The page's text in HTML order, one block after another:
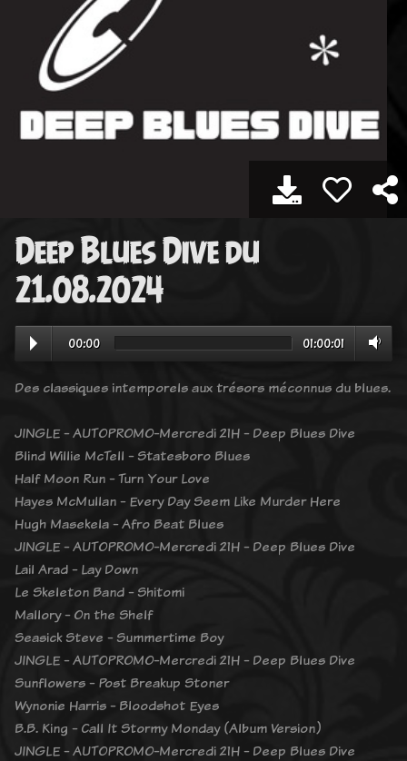
Deep Blues Dive du
21.08.2024
00:00 01:00:01
Des classiques intemporels aux trésors méconnus du blues.
JINGLE - AUTOPROMO-Mercredi 21H - Deep Blues Dive
Blind Willie McTell - Statesboro Blues
Half Moon Run - Turn Your Love
Hayes McMullan - Every Day Seem Like Murder Here
Hugh Masekela - Afro Beat Blues
JINGLE - AUTOPROMO-Mercredi 21H - Deep Blues Dive
Lail Arad - Lay Down
Le Skeleton Band - Shitomi
Mallory - On the Shelf
Seasick Steve - Summertime Boy
JINGLE - AUTOPROMO-Mercredi 21H - Deep Blues Dive
Sunflowers - Post Breakup Stoner
Wynonie Harris - Bloodshot Eyes
B.B. King - Call It Stormy Monday (Album Version)
JINGLE - AUTOPROMO-Mercredi 21H - Deep Blues Dive